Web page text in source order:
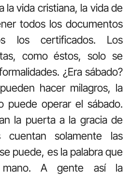
la vida cristiana, la vida de
todos los documentos
los certificados. Los
como éstos, solo se
¿Era sábado?
hacer milagros, la
puede operar el sábado.
la puerta a la gracia de
cuentan solamente las
puede, es la palabra que
A gente así la